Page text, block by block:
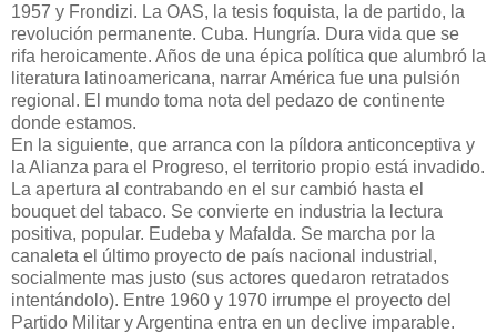
1957 y Frondizi. La OAS, la tesis foquista, la de partido, la
revolución permanente. Cuba. Hungría. Dura vida que se
rifa heroicamente. Años de una épica política que alumbró la
literatura latinoamericana, narrar América fue una pulsión
regional. El mundo toma nota del pedazo de continente
donde estamos.
En la siguiente, que arranca con la píldora anticonceptiva y
la Alianza para el Progreso, el territorio propio está invadido.
La apertura al contrabando en el sur cambió hasta el
bouquet del tabaco. Se convierte en industria la lectura
positiva, popular. Eudeba y Mafalda. Se marcha por la
canaleta el último proyecto de país nacional industrial,
socialmente mas justo (sus actores quedaron retratados
intentándolo). Entre 1960 y 1970 irrumpe el proyecto del
Partido Militar y Argentina entra en un declive imparable.